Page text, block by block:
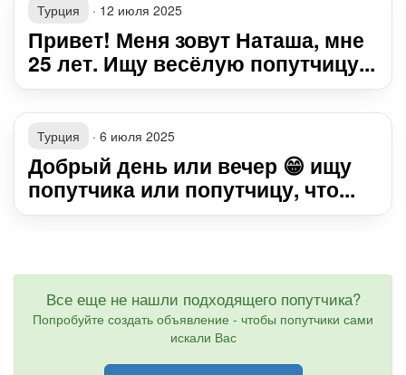
Турция · 12 июля 2025
Привет! Меня зовут Наташа, мне
25 лет. Ищу весёлую попутчицу...
Турция · 6 июля 2025
Добрый день или вечер 😁 ищу
попутчика или попутчицу, что...
Все еще не нашли подходящего попутчика?
Попробуйте создать объявление - чтобы попутчики сами
искали Вас